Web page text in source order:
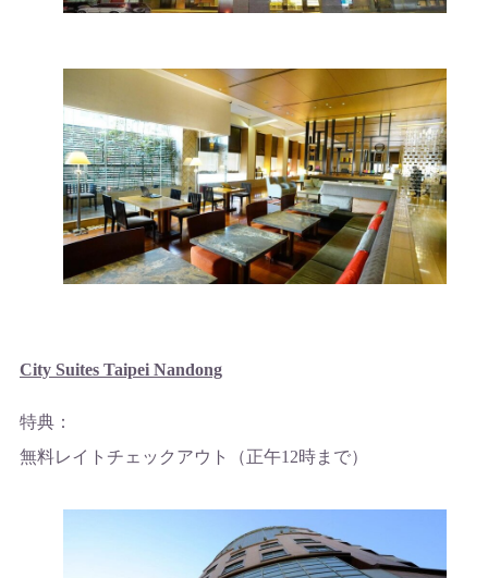
City Suites Taipei Nandong
特典：
無料レイトチェックアウト（正午12時まで）